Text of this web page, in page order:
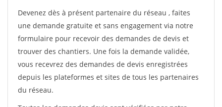
Devenez dès à présent partenaire du réseau , faites
une demande gratuite et sans engagement via notre
formulaire pour recevoir des demandes de devis et
trouver des chantiers. Une fois la demande validée,
vous recevrez des demandes de devis enregistrées
depuis les plateformes et sites de tous les partenaires
du réseau.